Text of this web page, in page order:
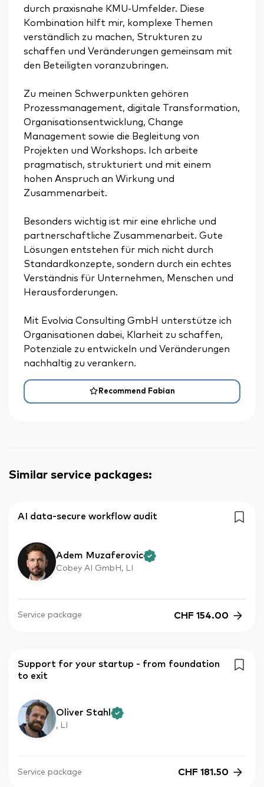
Recommend Fabian
durch praxisnahe KMU-Umfelder. Diese
Kombination hilft mir, komplexe Themen
verständlich zu machen, Strukturen zu
schaffen und Veränderungen gemeinsam mit
den Beteiligten voranzubringen.
Zu meinen Schwerpunkten gehören
Prozessmanagement, digitale Transformation,
Organisationsentwicklung, Change
Management sowie die Begleitung von
Projekten und Workshops. Ich arbeite
pragmatisch, strukturiert und mit einem
hohen Anspruch an Wirkung und
Zusammenarbeit.
Besonders wichtig ist mir eine ehrliche und
partnerschaftliche Zusammenarbeit. Gute
Lösungen entstehen für mich nicht durch
Standardkonzepte, sondern durch ein echtes
Verständnis für Unternehmen, Menschen und
Herausforderungen.
Mit Evolvia Consulting GmbH unterstütze ich
Organisationen dabei, Klarheit zu schaffen,
Potenziale zu entwickeln und Veränderungen
nachhaltig zu verankern.
Similar service packages:
AI data-secure workflow audit
Adem Muzaferovic
Cobey AI GmbH, LI
Service package CHF 154.00
Support for your startup - from foundation
to exit
Oliver Stahl
, LI
Service package CHF 181.50